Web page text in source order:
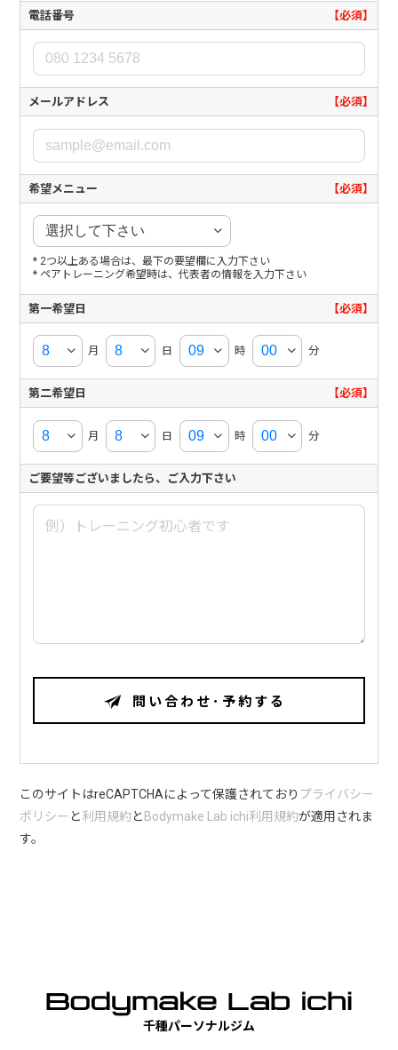
電話番号 【必須】
メールアドレス 【必須】
希望メニュー 【必須】
* 2つ以上ある場合は、最下の要望欄に入力下さい
* ペアトレーニング希望時は、代表者の情報を入力下さい
第一希望日 【必須】
月 日 時 分
第二希望日 【必須】
月 日 時 分
ご要望等ございましたら、ご入力下さい
問い合わせ･予約する
このサイトはreCAPTCHAによって保護されており プライバシー
ポリシー と利用規約と Bodymake Lab ichi利用規約が適用されま
す。
千種パーソナルジム